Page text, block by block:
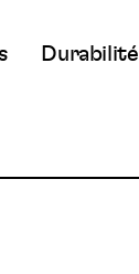
Durabilité